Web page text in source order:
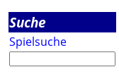
Suche
Spielsuche